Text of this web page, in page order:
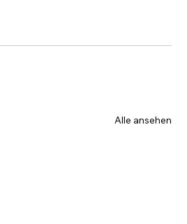
Alle ansehen